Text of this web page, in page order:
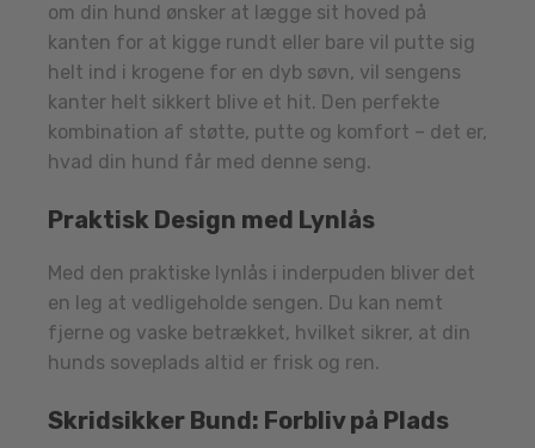
om din hund ønsker at lægge sit hoved på
kanten for at kigge rundt eller bare vil putte sig
helt ind i krogene for en dyb søvn, vil sengens
kanter helt sikkert blive et hit. Den perfekte
kombination af støtte, putte og komfort – det er,
hvad din hund får med denne seng.
Praktisk Design med Lynlås
Med den praktiske lynlås i inderpuden bliver det
en leg at vedligeholde sengen. Du kan nemt
fjerne og vaske betrækket, hvilket sikrer, at din
hunds soveplads altid er frisk og ren.
Skridsikker Bund: Forbliv på Plads